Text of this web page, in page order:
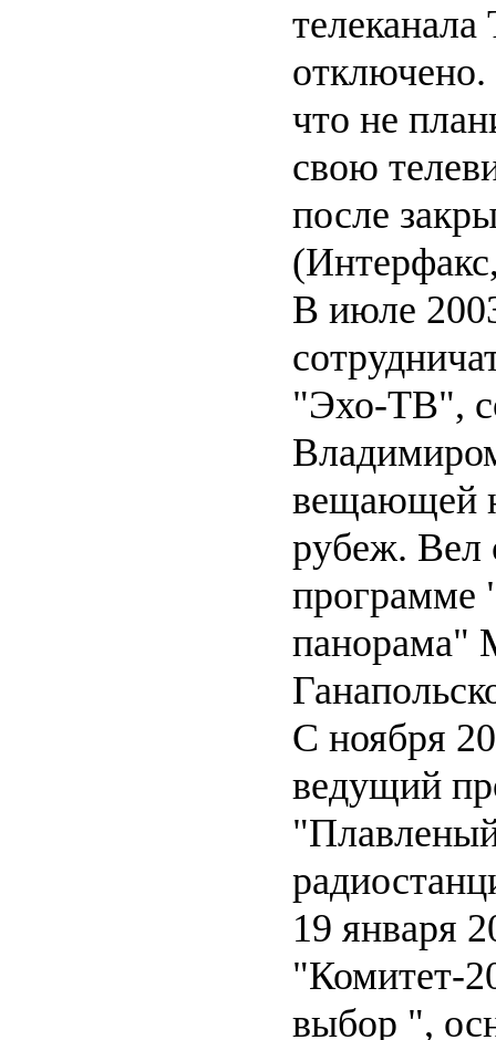
что не
свою
после
В июле
"Эхо-ТВ",
вещающей
рубеж. Вел
программе
панорама"
С ноября
ведущий
19 января
"Комитет-
выбор ",